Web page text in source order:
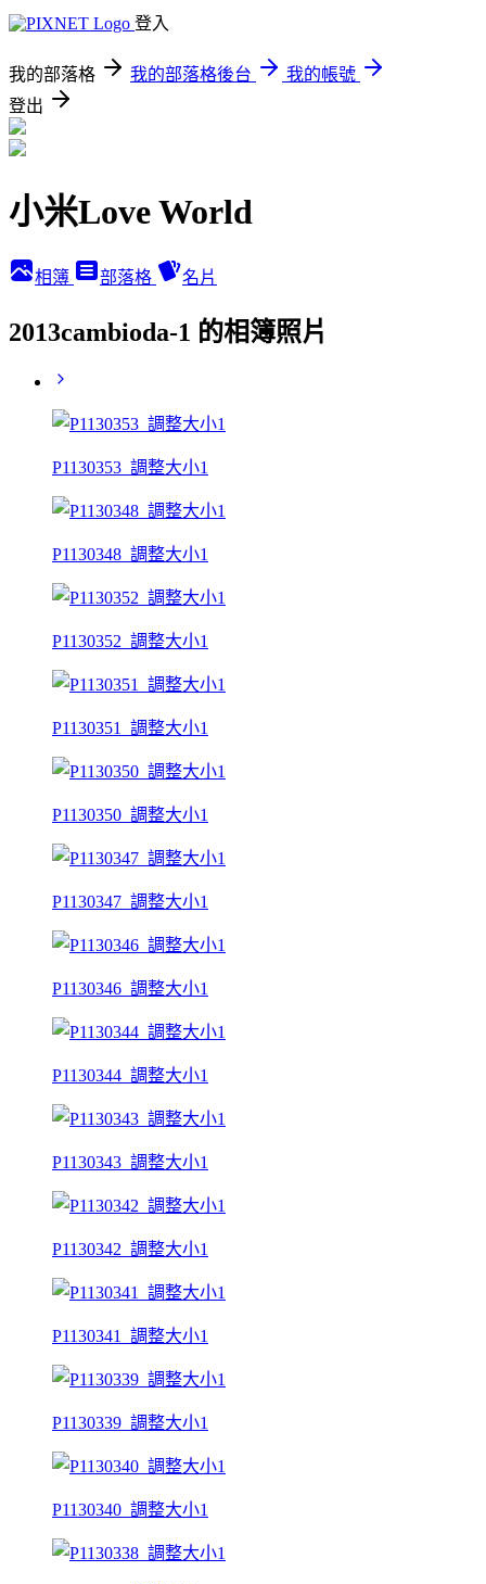
登入
我的部落格 我的部落格後台
我的帳號
登出
小米Love World
相簿 部落格 名片
2013cambioda-1 的相簿照片
P1130353_調整大小1
P1130348_調整大小1
P1130352_調整大小1
P1130351_調整大小1
P1130350_調整大小1
P1130347_調整大小1
P1130346_調整大小1
P1130344_調整大小1
P1130343_調整大小1
P1130342_調整大小1
P1130341_調整大小1
P1130339_調整大小1
P1130340_調整大小1